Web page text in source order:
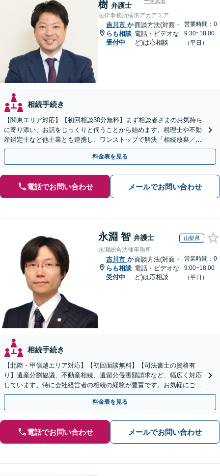
樹 弁護士
法律事務所横濱アカデミア
吉川市 か
らも相談
受付中
面談方法(対面・
電話・ビデオな
ど)は応相談
営業時間：0
9:30~18:00
（平日）
相続手続き
【関東エリア対応】【初回相談30分無料】まず相談者さまのお気持ち
に寄り添い、お話をじっくりと伺うことから始めます。税理士や不動
産鑑定士など他士業とも連携し、ワンストップで解決「相続放棄／遺
言書作成／遺留分侵害額請求／使い込み・寄与分など」
料金表を見る
電話でお問い合わせ メールでお問い合わせ
永淵 智 弁護士 山梨県
永淵総合法律事務所
吉川市 か
らも相談
受付中
面談方法(対面・
電話・ビデオな
ど)は応相談
営業時間：0
9:00~18:00
（平日）
相続手続き
【北陸・甲信越エリア対応】【初回面談無料】【司法書士の資格有
り】遺産分割協議、不動産相続、遺留分侵害額請求など、幅広く対応
しています。特に会社経営者の相続の経験が豊富です。お気軽にご相
談ください。【休日・夜間面談可】【オンライン面談可】
料金表を見る
電話でお問い合わせ メールでお問い合わせ